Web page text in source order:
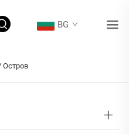
BG
Остров